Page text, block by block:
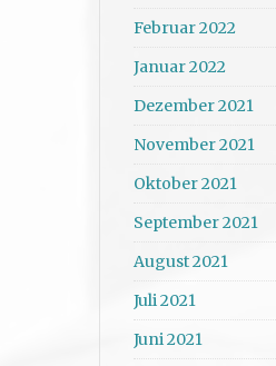
Februar 2022
Januar 2022
Dezember 2021
November 2021
Oktober 2021
September 2021
August 2021
Juli 2021
Juni 2021